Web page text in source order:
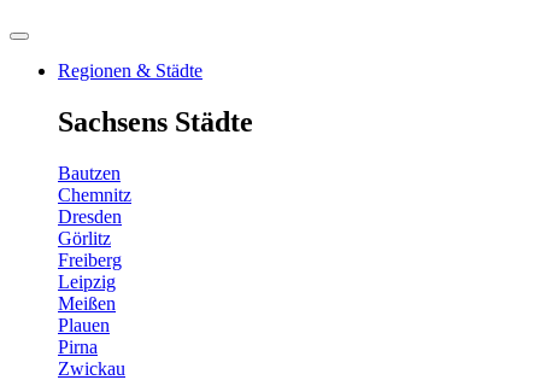
Regionen & Städte
Sachsens Städte
Bautzen
Chemnitz
Dresden
Görlitz
Freiberg
Leipzig
Meißen
Plauen
Pirna
Zwickau